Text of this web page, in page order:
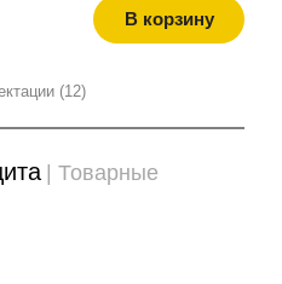
В корзину
(12)
| Товарные